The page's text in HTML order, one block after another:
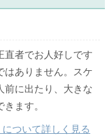
直者でお人好しです
はありません。スケ
前に出たり、大きな
ます。
について詳しく見る